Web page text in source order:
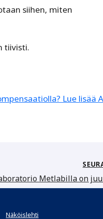
siihen, miten
tiivisti.
Lue lisää
Näköislehti